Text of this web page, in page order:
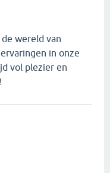
wereld van
in onze
vol plezier en